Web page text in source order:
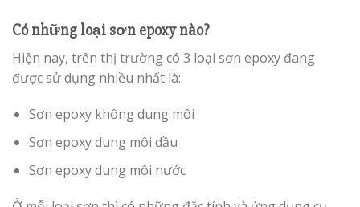
Có những loại sơn epoxy nào?
Hiện nay, trên thị trường có 3 loại sơn epoxy đang
được sử dụng nhiều nhất là:
Sơn epoxy không dung môi
Sơn epoxy dung môi dầu
Sơn epoxy dung môi nước